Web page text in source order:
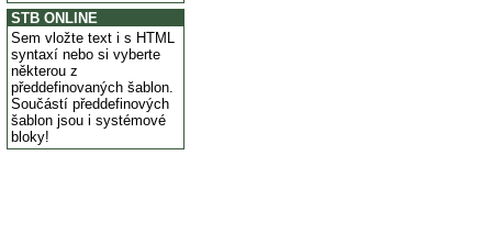
STB ONLINE
Sem vložte text i s HTML
syntaxí nebo si vyberte
některou z
předdefinovaných šablon.
Součástí předdefinových
šablon jsou i systémové
bloky!